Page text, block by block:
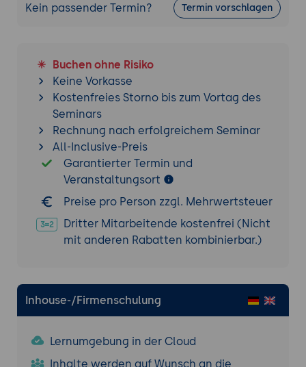
Vorstellung beliebter Ionic-
mit Community-Erweiterungen
Verwendung von UI-Bibliotheken wie
Angular Material mit Ionic
Progressive Web Apps (PWA) mit Ionic
Konvertierung einer Ionic-Anwendung in
eine Progressive Web App
Offline-Unterstützung und Caching
Hinzufügen von Push-Benachrichtigungen
Ionic-Best Practices und Performance-
Optimierung
Anwendungen
Best Practices für Angular, React und
Vue.js in Ionic-Projekten
Kein passender Termin? Termin vorschlagen
Buchen ohne Risiko
Keine Vorkasse
Kostenfreies Storno bis zum Vortag des
Seminars
Rechnung nach erfolgreichem Seminar
All-Inclusive-Preis
Garantierter Termin und
Veranstaltungsort
Preise pro Person zzgl. Mehrwertsteuer
Dritter Mitarbeitende kostenfrei (Nicht
mit anderen Rabatten kombinierbar.)
Inhouse-/Firmenschulung
Lernumgebung in der Cloud
Inhalte werden auf Wunsch an die